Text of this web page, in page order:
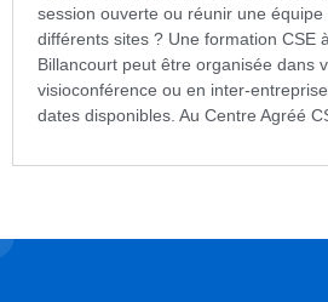
session ouverte ou réunir une
différents sites ? Une formation CSE
Billancourt peut être organisée dans
visioconférence ou en inter-
dates disponibles. Au Centre Agréé